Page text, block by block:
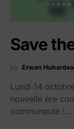
Save
by Erwan
Lundi 14
nouvelle ère
communauté !…